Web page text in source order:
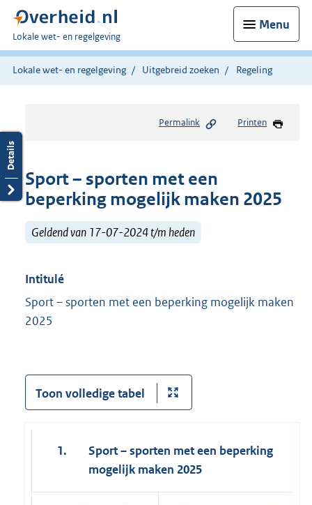
Menu
U
bent
hier:
Lokale wet- en regelgeving
Lokale wet- en regelgeving Uitgebreid zoeken Regeling
Permalink Printen
Sport – sporten met een
beperking mogelijk maken 2025
Geldend van 17-07-2024 t/m heden
Intitulé
Sport – sporten met een beperking mogelijk maken
2025
Toon volledige tabel
1.
Sport – sporten met een beperking
mogelijk maken 2025